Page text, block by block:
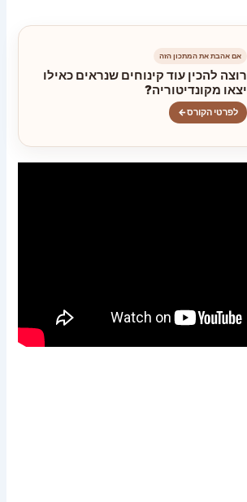
אם אהבת את המתכון הזה
רוצה להכין עוד קינוחים שנראים כאילו
יצאו מקונדיטוריה?
לפרטי הקורס←